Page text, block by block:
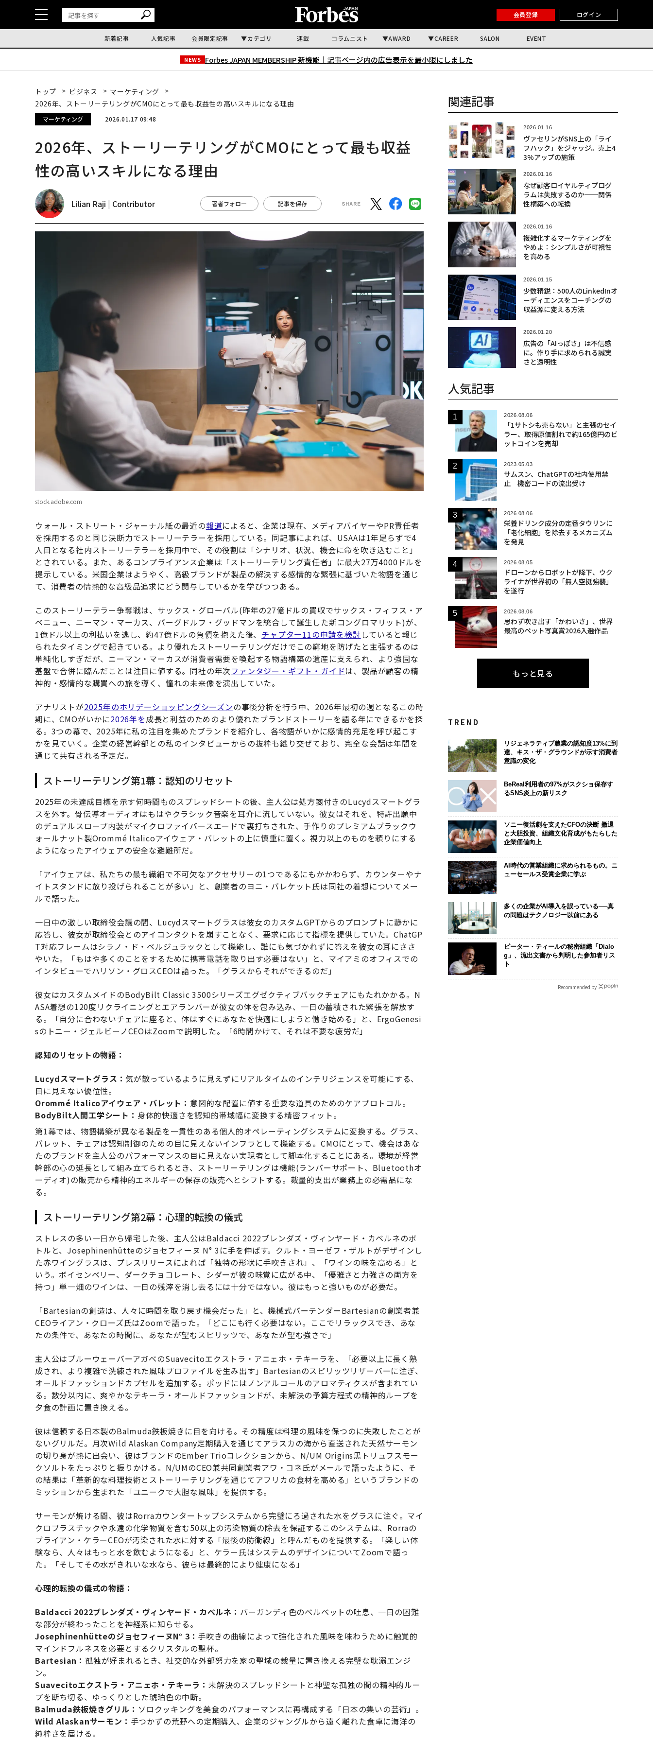
会員登録 ログイン
新着記事 人気記事 会員限定記事 カテゴリ 連載 コラムニスト AWARD CAREER SALON EVENT
NEWS Forbes JAPAN MEMBERSHIP 新機能｜ 記事ページ内の広告表示を最小限にしました
トップ ビジネス
マーケティング
2026年、ストーリーテリングがCMOにとって最も収益性の高いスキルになる理由
マーケティング 2026.01.17 09:48
2026年、ストーリーテリングがCMOにとって最も収益
性の高いスキルになる理由
Lilian Raji | Contributor 著者フォロー 記事を保存
stock.adobe.com
ウォール・ストリート・ジャーナル紙の最近の報道によると、企業は現在、メディアバイヤーやPR責任者
を採用するのと同じ決断力でストーリーテラーを採用している。同記事によれば、USAAは1年足らずで4
人目となる社内ストーリーテラーを採用中で、その役割は「シナリオ、状況、機会に命を吹き込むこと」
とされている。また、あるコンプライアンス企業は「ストーリーテリング責任者」に最大27万4000ドルを
提示している。米国企業はようやく、高級ブランドが製品の解決する感情的な緊張に基づいた物語を通じ
て、消費者の情熱的な高級品追求にどう関与しているかを学びつつある。
このストーリーテラー争奪戦は、サックス・グローバル(昨年の27億ドルの買収でサックス・フィフス・ア
ベニュー、ニーマン・マーカス、バーグドルフ・グッドマンを統合して誕生した新コングロマリット)が、
1億ドル以上の利払いを逃し、約47億ドルの負債を抱えた後、 チャプター11の申請を検討していると報じ
られたタイミングで起きている。より優れたストーリーテリングだけでこの窮地を防げたと主張するのは
単純化しすぎだが、ニーマン・マーカスが消費者需要を喚起する物語構築の遺産に支えられ、より強固な
基盤で合併に臨んだことは注目に値する。同社の年次ファンタジー・ギフト・ガイドは、製品が顧客の精
神的・感情的な購買への旅を導く、憧れの未来像を演出していた。
アナリストが2025年のホリデーショッピングシーズンの事後分析を行う中、2026年最初の週となるこの時
期に、CMOがいかに2026年を成長と利益のためのより優れたブランドストーリーを語る年にできるかを探
る。3つの幕で、2025年に私の注目を集めたブランドを紹介し、各物語がいかに感情的充足を呼び起こす
かを見ていく。企業の経営幹部との私のインタビューからの抜粋も織り交ぜており、完全な会話は年間を
通じて共有される予定だ。
ストーリーテリング第1幕：認知のリセット
2025年の未達成目標を示す何時間ものスプレッドシートの後、主人公は処方箋付きのLucydスマートグラ
スを外す。骨伝導オーディオはもはやクラシック音楽を耳介に流していない。彼女はそれを、特許出願中
のデュアルスロープ内装がマイクロファイバースエードで裏打ちされた、手作りのプレミアムブラックウ
ォールナット製Orommé Italicoアイウェア・バレットの上に慎重に置く。視力以上のものを頼りにする
ようになったアイウェアの安全な避難所だ。
「アイウェアは、私たちの最も繊細で不可欠なアクセサリーの1つであるにもかかわらず、カウンターやナ
イトスタンドに放り投げられることが多い」と、創業者のヨニ・バレケット氏は同社の着想についてメー
ルで語った。
一日中の激しい取締役会議の間、Lucydスマートグラスは彼女のカスタムGPTからのプロンプトに静かに
応答し、彼女が取締役会とのアイコンタクトを崩すことなく、要求に応じて指標を提供していた。ChatGP
T対応フレームはシラノ・ド・ベルジュラックとして機能し、誰にも気づかれずに答えを彼女の耳にささ
やいた。「もはや多くのことをするために携帯電話を取り出す必要はない」と、マイアミのオフィスでの
インタビューでハリソン・グロスCEOは語った。「グラスからそれができるのだ」
彼女はカスタムメイドのBodyBilt Classic 3500シリーズエグゼクティブバックチェアにもたれかかる。N
ASA着想の120度リクライニングとエアランバーが彼女の体を包み込み、一日の蓄積された緊張を解放す
る。「自分に合わないチェアに座ると、体はすぐにあなたを快適にしようと働き始める」と、ErgoGenesi
sのトニー・ジェルビーノCEOはZoomで説明した。「6時間かけて、それは不要な疲労だ」
認知のリセットの物語：
Lucydスマートグラス：気が散っているように見えずにリアルタイムのインテリジェンスを可能にする、
目に見えない優位性。
Orommé Italicoアイウェア・バレット： 意図的な配置に値する重要な道具のためのケアプロトコル。
BodyBilt人間工学シート： 身体的快適さを認知的帯域幅に変換する精密フィット。
第1幕では、物語構築が異なる製品を一貫性のある個人的オペレーティングシステムに変換する。グラス、
バレット、チェアは認知制御のための目に見えないインフラとして機能する。CMOにとって、機会はあな
たのブランドを主人公のパフォーマンスの目に見えない実現者として脚本化することにある。環境が経営
幹部の心の延長として組み立てられるとき、ストーリーテリングは機能(ランバーサポート、Bluetoothオ
ーディオ)の販売から精神的エネルギーの保存の販売へとシフトする。裁量的支出が業務上の必需品にな
る。
ストーリーテリング第2幕：心理的転換の儀式
ストレスの多い一日から帰宅した後、主人公はBaldacci 2022ブレンダズ・ヴィンヤード・カベルネのボ
トルと、Josephinenhütteのジョセフィーヌ N° 3に手を伸ばす。クルト・ヨーゼフ・ザルトがデザインし
た赤ワイングラスは、プレスリリースによれば「独特の形状に手吹きされ」、「ワインの味を高める」と
いう。ボイセンベリー、ダークチョコレート、シダーが彼の味覚に広がる中、「優雅さと力強さの両方を
持つ」単一畑のワインは、一日の残滓を消し去るには十分ではない。彼はもっと強いものが必要だ。
「Bartesianの創造は、人々に時間を取り戻す機会だった」と、機械式バーテンダーBartesianの創業者兼
CEOライアン・クローズ氏はZoomで語った。「どこにも行く必要はない。ここでリラックスでき、あな
たの条件で、あなたの時間に、あなたが望むスピリッツで、あなたが望む強さで」
主人公はブルーウェーバーアガベのSuavecitoエクストラ・アニェホ・テキーラを、「必要以上に長く熟
成され、より複雑で洗練された風味プロファイルを生み出す」Bartesianのスピリッツリザーバーに注ぎ、
オールドファッションドカプセルを追加する。ポッドにはノンアルコールのアロマティクスが含まれてい
る。数分以内に、爽やかなテキーラ・オールドファッションドが、未解決の予算方程式の精神的ループを
夕食の計画に置き換える。
彼は信頼する日本製のBalmuda鉄板焼きに目を向ける。その精度は料理の風味を保つのに失敗したことが
ないグリルだ。月次Wild Alaskan Company定期購入を通じてアラスカの海から直送された天然サーモン
の切り身が熱に出会い、彼はブランドのEmber Trioコレクションから、N/UM Origins黒トリュフスモー
クソルトをたっぷりと振りかける。N/UMのCEO兼共同創業者アワ・コネ氏がメールで語ったように、そ
の結果は「革新的な料理技術とストーリーテリングを通じてアフリカの食材を高める」というブランドの
ミッションから生まれた「ユニークで大胆な風味」を提供する。
サーモンが焼ける間、彼はRorraカウンタートップシステムから完璧にろ過された水をグラスに注ぐ。マイ
クロプラスチックや永遠の化学物質を含む50以上の汚染物質の除去を保証するこのシステムは、Rorraの
ブライアン・ケラーCEOが汚染された水に対する「最後の防衛線」と呼んだものを提供する。「楽しい体
験なら、人々はもっと水を飲むようになる」と、ケラー氏はシステムのデザインについてZoomで語っ
た。「そしてその水がきれいな水なら、彼らは最終的により健康になる」
心理的転換の儀式の物語：
Baldacci 2022ブレンダズ・ヴィンヤード・カベルネ： バーガンディ色のベルベットの吐息、一日の困難
な部分が終わったことを神経系に知らせる。
JosephinenhütteのジョセフィーヌN° 3： 手吹きの曲線によって強化された風味を味わうために触覚的
マインドフルネスを必要とするクリスタルの聖杯。
Bartesian： 孤独が好まれるとき、社交的な外部努力を家の聖域の裁量に置き換える完璧な耽溺エンジ
ン。
Suavecitoエクストラ・アニェホ・テキーラ： 未解決のスプレッドシートと神聖な孤独の間の精神的ルー
プを断ち切る、ゆっくりとした琥珀色の中断。
Balmuda鉄板焼きグリル： ソロクッキングを美食のパフォーマンスに再構成する「日本の集いの芸術」。
Wild Alaskanサーモン： 手つかずの荒野への定期購入、企業のジャングルから遠く離れた食卓に海洋の
純粋さを届ける。
関連記事
2026.01.16
ヴァセリンがSNS上の「ライ
フハック」をジャッジ。売上4
3%アップの施策
2026.01.16
なぜ顧客ロイヤルティプログ
ラムは失敗するのか──関係
性構築への転換
2026.01.16
複雑化するマーケティングを
やめよ：シンプルさが可視性
を高める
2026.01.15
少数精鋭：500人のLinkedInオ
ーディエンスをコーチングの
収益源に変える方法
2026.01.20
広告の「AIっぽさ」は不信感
に。作り手に求められる誠実
さと透明性
人気記事
2026.08.06
「1サトシも売らない」と主張のセイ
ラー、取得原価割れで約165億円のビ
ットコインを売却
2023.05.03
サムスン、ChatGPTの社内使用禁
止 機密コードの流出受け
2026.08.06
栄養ドリンク成分の定番タウリンに
「老化細胞」を除去するメカニズム
を発見
2026.08.05
ドローンからロボットが降下、ウク
ライナが世界初の「無人空挺強襲」
を遂行
2026.08.06
思わず吹き出す「かわいさ」、世界
最高のペット写真賞2026入選作品
もっと見る
TREND
リジェネラティブ農業の認知度13%に到
達、キス・ザ・グラウンドが示す消費者
意識の変化
BeReal利用者の97%がスクショ保存す
るSNS炎上の新リスク
ソニー復活劇を支えたCFOの決断 撤退
と大胆投資、組織文化育成がもたらした
企業価値向上
AI時代の営業組織に求められるもの。ニ
ューセールス受賞企業に学ぶ
多くの企業がAI導入を誤っている──真
の問題はテクノロジー以前にある
ピーター・ティールの秘密組織「Dialo
g」、流出文書から判明した参加者リス
ト
Recommended by